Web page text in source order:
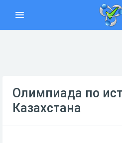
Олимпиада по
Казахстана